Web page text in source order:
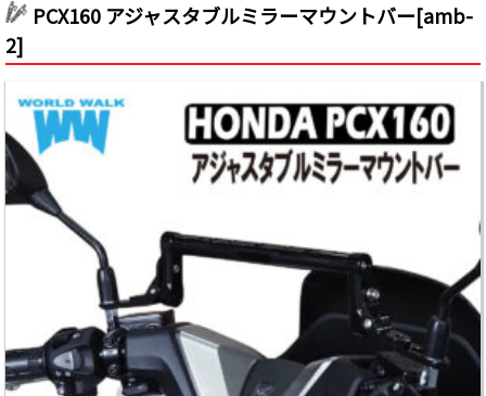
PCX160 アジャスタブルミラーマウントバー[amb-
2]